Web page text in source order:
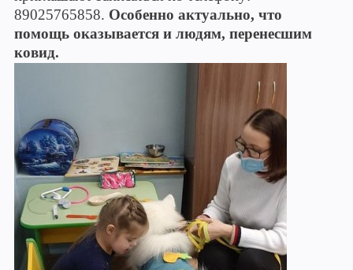
89025765858. Особенно актуально, что
помощь оказывается и людям, перенесшим
ковид.